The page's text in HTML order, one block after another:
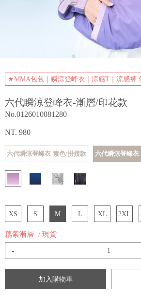
★MMA包包｜瞬涼登峰衣｜涼感T｜涼感褲
六代瞬涼登峰衣-漸層/印花款
No.0126010081280
NT. 980
六代瞬涼登峰衣-素色/拼接款 六代瞬涼登峰衣
XS S M L XL 2XL
藕紫漸層 / 現貨
-
加入購物車